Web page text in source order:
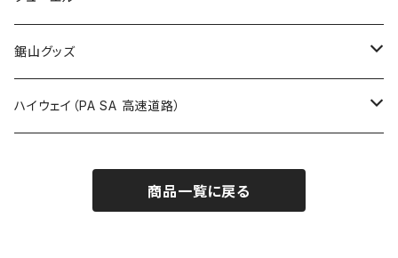
ROUTE 700～799号線
ROUTE 600～699号線
ROUTE 700～799号線
栃木県
群馬県
たばこ・禁煙ステッカー
ステッカー
鋸山グッズ
Tシャツ
ハイウェイ（PA SA 高速道路）
商品一覧に戻る